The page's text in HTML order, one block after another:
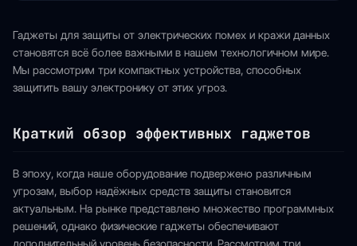
Гаджеты для защиты от электрических помех и кражи данных
становятся всё более важными в нашем технологичном мире.
Мы рассмотрим три компактных устройства, способных
защитить вашу электронику от этих угроз.
Краткий обзор эффективных гаджетов
В эпоху, когда наше оборудование подвержено различным
угрозам, выбор надёжных средств защиты становится
актуальным. На рынке представлено множество программных
решений, однако физические гаджеты обеспечивают